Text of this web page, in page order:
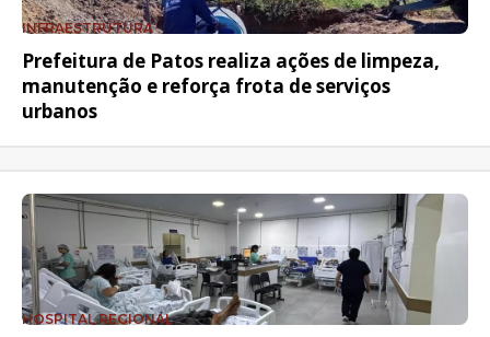
INFRAESTRUTURA
Prefeitura de Patos realiza ações de limpeza,
manutenção e reforça frota de serviços
urbanos
HOSPITAL REGIONAL